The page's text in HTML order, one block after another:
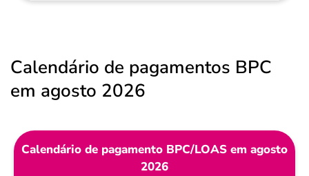
Calendário de pagamentos BPC
em agosto 2026
Calendário de pagamento BPC/LOAS em agosto
2026